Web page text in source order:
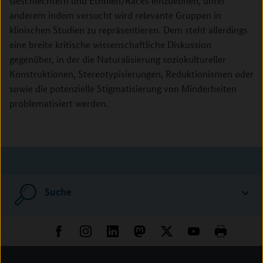
anderem indem versucht wird relevante Gruppen in
klinischen Studien zu repräsentieren. Dem steht allerdings
eine breite kritische wissenschaftliche Diskussion
gegenüber, in der die Naturalisierung soziokultureller
Konstruktionen, Stereotypisierungen, Reduktionismen oder
sowie die potenzielle Stigmatisierung von Minderheiten
problematisiert werden.
Suche